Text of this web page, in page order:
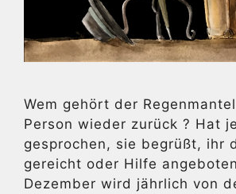
Wem gehört der
Person wieder zurück ? Hat
gesprochen, sie begrüßt, ihr
gereicht oder Hilfe
Dezember wird jährlich von